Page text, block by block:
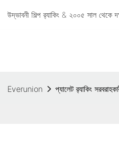
উদ্ভাবনী শিল্প র‍্যাকিং & ২০০৫ সাল থেকে
Everunion প্যালেট র‍্যাকিং